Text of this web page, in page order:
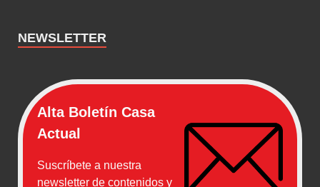
NEWSLETTER
Alta Boletín Casa
Actual
Suscríbete a nuestra
newsletter de contenidos y